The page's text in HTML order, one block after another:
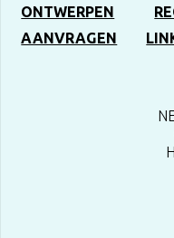
ONTWERPEN
AANVRAGEN